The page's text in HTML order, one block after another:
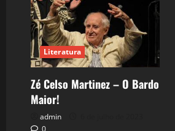
Literatura
Zé Celso Martinez – O Bardo
Maior!
admin